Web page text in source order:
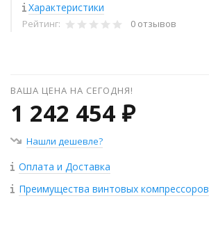
Характеристики
Рейтинг: 0 отзывов
ВАША ЦЕНА НА СЕГОДНЯ!
1 242 454 ₽
Нашли дешевле?
Оплата и Доставка
Преимущества винтовых компрессоров